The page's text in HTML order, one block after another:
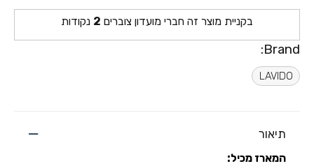
בקניית מוצר זה חברי מועדון צוברים 2 נקודות
Brand:
LAVIDO
תיאור
המארז מכיל: